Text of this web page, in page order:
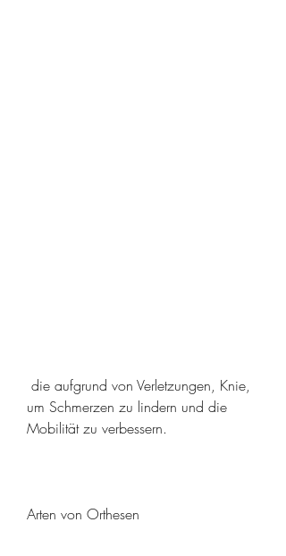
um Schmerzen zu lindern und die
Mobilität zu verbessern.
Arten von Orthesen